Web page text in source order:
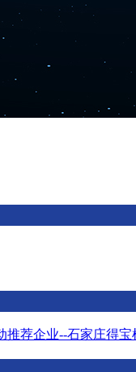
荐企业--石家庄得宝